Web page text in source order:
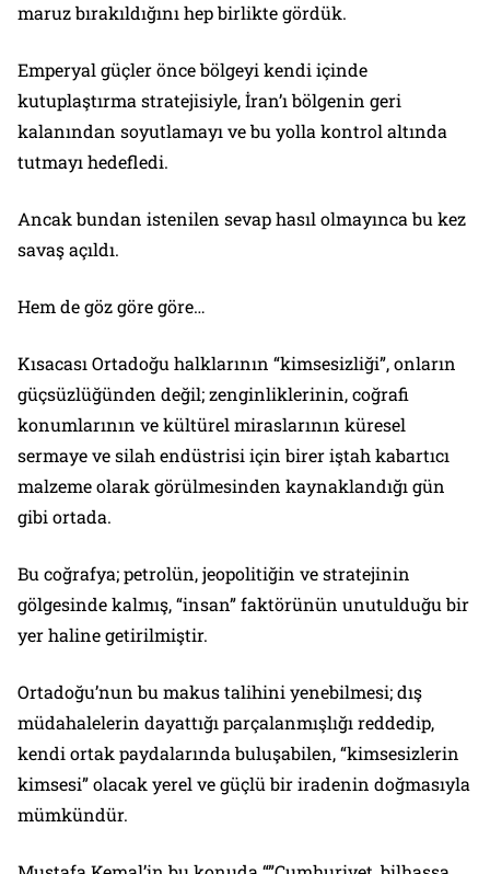
maruz bırakıldığını hep birlikte gördük.
Emperyal güçler önce bölgeyi kendi içinde
kutuplaştırma stratejisiyle, İran’ı bölgenin geri
kalanından soyutlamayı ve bu yolla kontrol altında
tutmayı hedefledi.
Ancak bundan istenilen sevap hasıl olmayınca bu kez
savaş açıldı.
Hem de göz göre göre…
Kısacası Ortadoğu halklarının “kimsesizliği”, onların
güçsüzlüğünden değil; zenginliklerinin, coğrafi
konumlarının ve kültürel miraslarının küresel
sermaye ve silah endüstrisi için birer iştah kabartıcı
malzeme olarak görülmesinden kaynaklandığı gün
gibi ortada.
Bu coğrafya; petrolün, jeopolitiğin ve stratejinin
gölgesinde kalmış, “insan” faktörünün unutulduğu bir
yer haline getirilmiştir.
Ortadoğu’nun bu makus talihini yenebilmesi; dış
müdahalelerin dayattığı parçalanmışlığı reddedip,
kendi ortak paydalarında buluşabilen, “kimsesizlerin
kimsesi” olacak yerel ve güçlü bir iradenin doğmasıyla
mümkündür.